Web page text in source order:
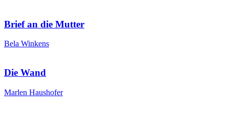
Brief an die Mutter
Bela Winkens
Die Wand
Marlen Haushofer